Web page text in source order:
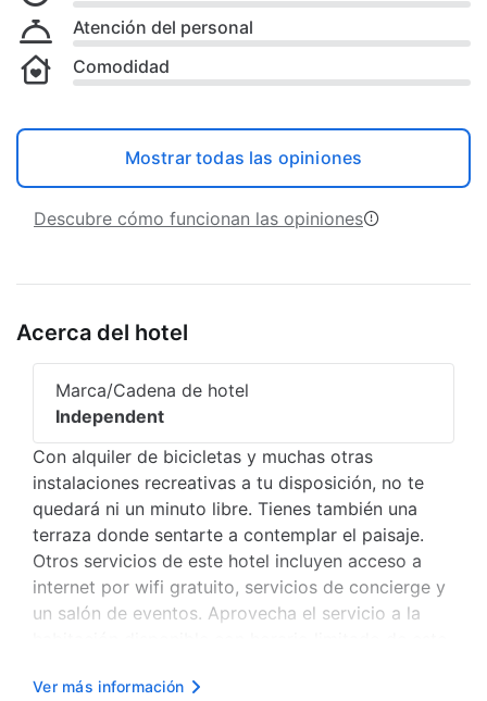
Atención del personal
Comodidad
Mostrar todas las opiniones
Descubre cómo funcionan las opiniones
Acerca del hotel
Marca/Cadena de hotel
Independent
Con alquiler de bicicletas y muchas otras
instalaciones recreativas a tu disposición, no te
quedará ni un minuto libre. Tienes también una
terraza donde sentarte a contemplar el paisaje.
Otros servicios de este hotel incluyen acceso a
internet por wifi gratuito, servicios de concierge y
un salón de eventos. Aprovecha el servicio a la
mejor forma, tómate un refrescante cocktail en el
Ver más información